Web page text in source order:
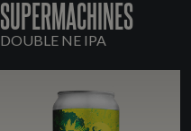
SUPERMACHINES
DOUBLE NE IPA